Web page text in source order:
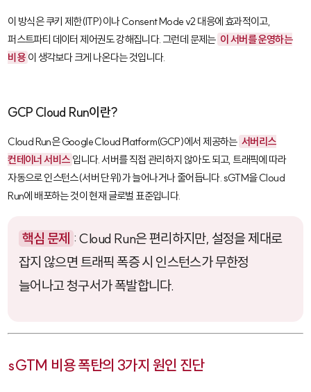
이 방식은 쿠키 제한(ITP)이나 Consent Mode v2 대응에 효과적이고,
퍼스트파티 데이터 제어권도 강해집니다. 그런데 문제는 이 서버를 운영하는
비용 이 생각보다 크게 나온다는 것입니다.
GCP Cloud Run이란?
Cloud Run은 Google Cloud Platform(GCP)에서 제공하는 서버리스
컨테이너 서비스 입니다. 서버를 직접 관리하지 않아도 되고, 트래픽에 따라
자동으로 인스턴스(서버 단위)가 늘어나거나 줄어듭니다. sGTM을 Cloud
Run에 배포하는 것이 현재 글로벌 표준입니다.
핵심 문제 : Cloud Run은 편리하지만, 설정을 제대로
잡지 않으면 트래픽 폭증 시 인스턴스가 무한정
늘어나고 청구서가 폭발합니다.
sGTM 비용 폭탄의 3가지 원인 진단